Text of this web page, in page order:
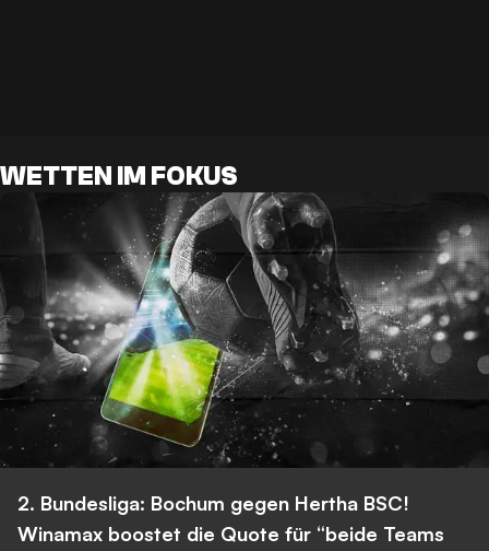
WETTEN IM FOKUS
2. Bundesliga: Bochum gegen Hertha BSC!
Winamax boostet die Quote für “beide Teams